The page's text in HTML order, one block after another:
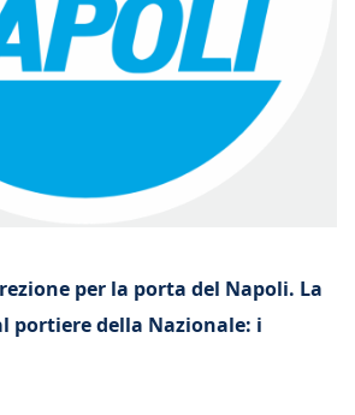
per la porta del Napoli. La
portiere della Nazionale: i